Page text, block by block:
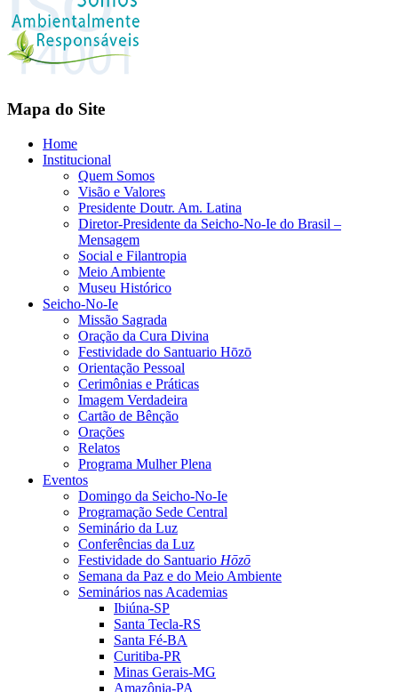
Mapa do Site
Home
Institucional
Quem Somos
Visão e Valores
Presidente Doutr. Am. Latina
Diretor-Presidente da Seicho-No-Ie do Brasil –
Mensagem
Social e Filantropia
Meio Ambiente
Museu Histórico
Seicho-No-Ie
Missão Sagrada
Oração da Cura Divina
Festividade do Santuario Hōzō
Orientação Pessoal
Cerimônias e Práticas
Imagem Verdadeira
Cartão de Bênção
Orações
Relatos
Programa Mulher Plena
Eventos
Domingo da Seicho-No-Ie
Programação Sede Central
Seminário da Luz
Conferências da Luz
Festividade do Santuario Hōzō
Semana da Paz e do Meio Ambiente
Seminários nas Academias
Ibiúna-SP
Santa Tecla-RS
Santa Fé-BA
Curitiba-PR
Minas Gerais-MG
Amazônia-PA